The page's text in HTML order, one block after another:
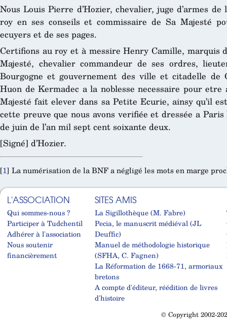
Nous Louis Pierre d’Hozier, chevalier, juge d’armes
roy en ses conseils et commissaire de Sa Majesté
ecuyers et de ses pages.
Certifions au roy et à messire Henry Camille, marquis
Majesté, chevalier commandeur de ses ordres,
Bourgogne et gouvernement des ville et citadelle de
Huon de Kermadec a la noblesse necessaire pour etre
Majesté fait elever dans sa Petite Ecurie, ainsy qu’il
cette preuve que nous avons verifiée et dressée a
de juin de l’an mil sept cent soixante deux.
[Signé] d’Hozier.
[1] La numérisation de la BNF a négligé les mots en marge
L'ASSOCIATION
Qui sommes-nous ?
Participer à Tudchentil
Adhérer à l'association
Nous soutenir
financièrement
SITES AMIS
La Sigillothèque (M. Fabre)
Pecia, le manuscrit médiéval (JL
Deuffic)
Manuel de méthodologie historique
(SFHA, C. Fagnen)
La Réformation de 1668-71, armoriaux
bretons
A compte d'éditeur, réédition de livres
d'histoire
© Copyright 2002-